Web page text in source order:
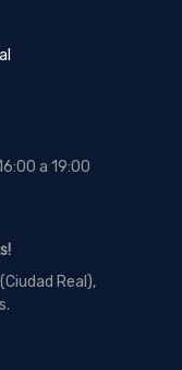
a 19:00
Real),